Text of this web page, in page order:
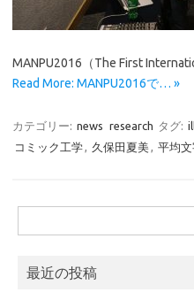
MANPU2016（The First
Read More: MANPU2016で… »
カテゴリー: news research タグ:
コミック工学, 久保田夏美, 平均
索:
最近の投稿